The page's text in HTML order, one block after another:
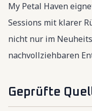
My Petal Haven
Sessions mit klarer
nicht nur im
nachvollziehbaren
Geprüfte